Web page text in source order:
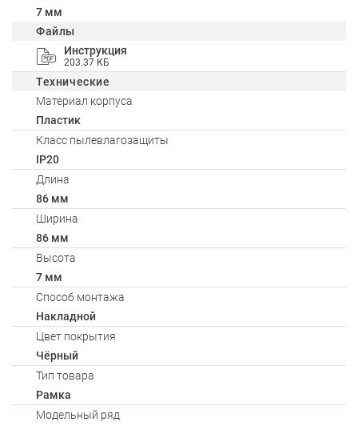
7 мм
Файлы
Инструкция
203.37 КБ
Технические
Материал корпуса
Пластик
Класс пылевлагозащиты
IP20
Длина
86 мм
Ширина
86 мм
Высота
7 мм
Способ монтажа
Накладной
Цвет покрытия
Чёрный
Тип товара
Рамка
Модельный ряд